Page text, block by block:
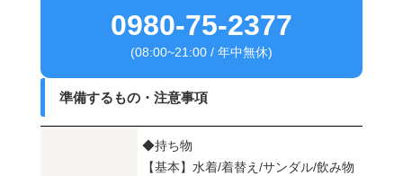
0980-75-2377
(08:00~21:00 / 年中無休)
準備するもの・注意事項
◆持ち物
【基本】水着/着替え/サンダル/飲み物